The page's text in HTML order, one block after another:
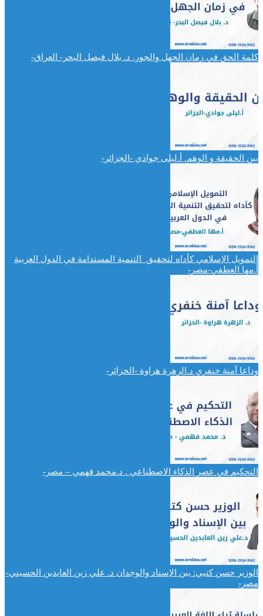
كلمة الحق في زمان الجهل والجور. د. بلال فيصل البحر- العراق-
بين الحقيقة و الوهم. أ.ليلى جوادي -الجزائر-
التمويل الإسلامي كأداه لتحقيق التنمية المستدامة في الدول العربية
أ.مها العطفي-مصر-
وداعا آمنة خنفري د.الزهرة هراوة -الحزائر-
التحكيم في عصر الذكاء الاصطناعي . د.محمد فهمي – مصر-
الوزير حسن كتبي: بين الإسناد والوجدان د. علي زين العابدين الحسيني-
مصر-